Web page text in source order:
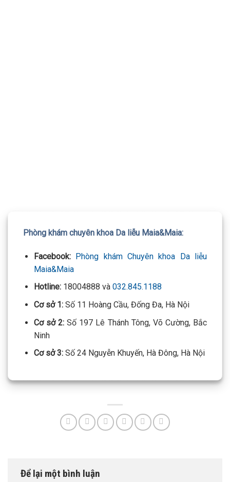
Phòng khám chuyên khoa Da liễu Maia&Maia:
Facebook: Phòng khám Chuyên khoa Da liễu
Maia&Maia
Hotline:18004888 và 032.845.1188
Cơ sở 1: Số 11 Hoàng Cầu, Đống Đa, Hà Nội
Cơ sở 2: Số 197 Lê Thánh Tông, Võ Cường, Bắc
Ninh
Cơ sở 3:Số 24 Nguyễn Khuyến, Hà Đông, Hà Nội
Để lại một bình luận